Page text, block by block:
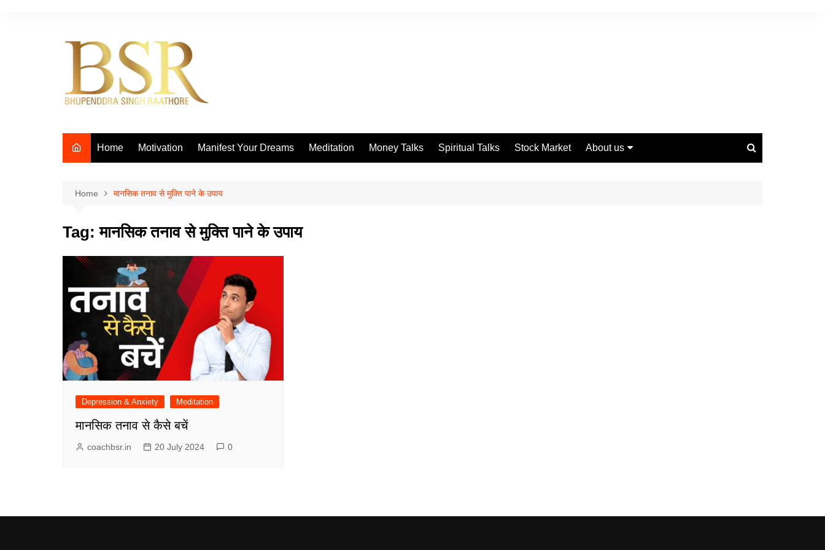
Home Motivation Manifest Your Dreams Meditation Money Talks Spiritual Talks Stock Market About us
Home मानसिक तनाव से मुक्ति पाने के उपाय
Tag:मानसिक तनाव से मुक्ति पाने के उपाय
Depression & Anxiety Meditation
मानसिक तनाव से कैसे बचें
coachbsr.in 20 July 2024 0